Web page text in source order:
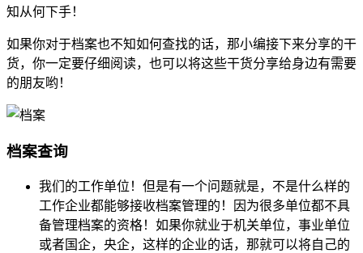
知从何下手！
如果你对于档案也不知如何查找的话，那小编接下来分享的干
货，你一定要仔细阅读，也可以将这些干货分享给身边有需要
的朋友哟！
档案查询
我们的工作单位！但是有一个问题就是，不是什么样的
工作企业都能够接收档案管理的！因为很多单位都不具
备管理档案的资格！如果你就业于机关单位，事业单位
或者国企，央企，这样的企业的话，那就可以将自己的